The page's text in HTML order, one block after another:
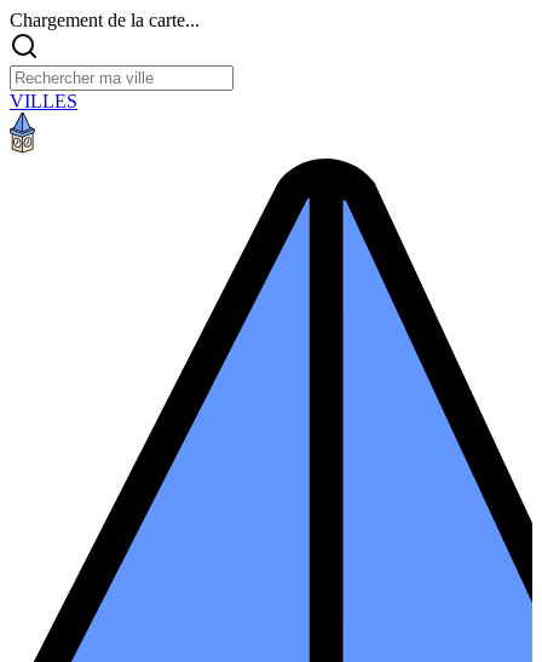
Chargement de la carte...
VILLES